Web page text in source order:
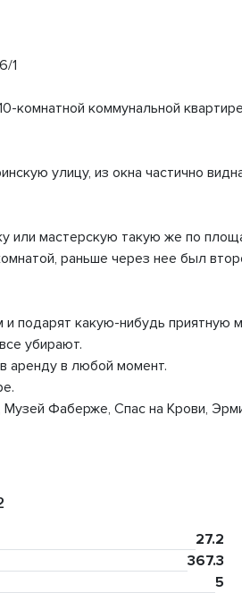
1
комнатной коммунальной
улицу, из окна частично
или мастерскую такую же по
раньше через нее был
подарят какую-нибудь приятную
убирают.
аренду в любой момент.
Фаберже, Спас на Крови,
27.2
367.3
5